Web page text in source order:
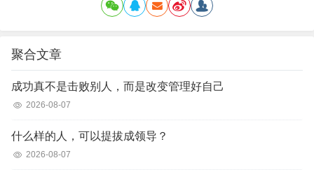
聚合文章
成功真不是击败别人，而是改变管理好自己
2026-08-07
什么样的人，可以提拔成领导？
2026-08-07